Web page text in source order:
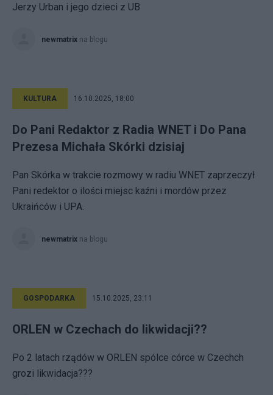
Jerzy Urban i jego dzieci z UB
newmatrix na blogu
KULTURA 16.10.2025, 18:00
Do Pani Redaktor z Radia WNET i Do Pana
Prezesa Michała Skórki dzisiaj
Pan Skórka w trakcie rozmowy w radiu WNET zaprzeczył
Pani redektor o ilości miejsc kaźni i mordów przez
Ukraińców i UPA.
newmatrix na blogu
GOSPODARKA 15.10.2025, 23:11
ORLEN w Czechach do likwidacji??
Po 2 latach rządów w ORLEN spólce córce w Czechch
grozi likwidacja???